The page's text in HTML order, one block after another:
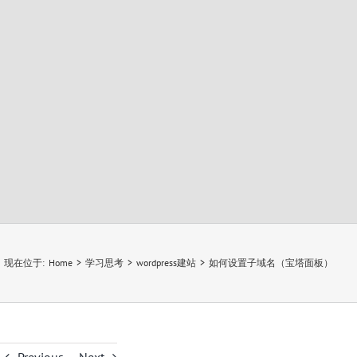
现在位于: Home > 学习思考 > wordpress建站 > 如何设置子域名（宝塔面板）